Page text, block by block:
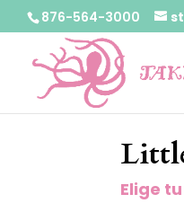
876-564-3000
Elige